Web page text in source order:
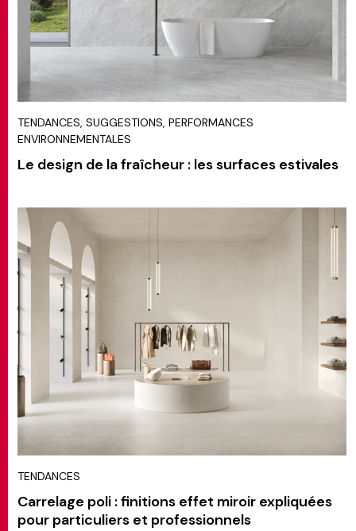
TENDANCES, SUGGESTIONS, PERFORMANCES
ENVIRONNEMENTALES
Le design de la fraîcheur : les surfaces estivales
TENDANCES
Carrelage poli : finitions effet miroir expliquées
pour particuliers et professionnels